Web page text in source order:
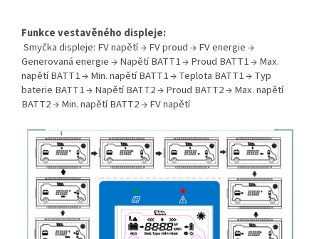
Funkce vestavěného displeje:
Smyčka displeje: FV napětí → FV proud → FV energie →
Generovaná energie → Napětí BATT1 → Proud BATT1 → Max.
napětí BATT1 → Min. napětí BATT1 → Teplota BATT1 → Typ
baterie BATT1 → Napětí BATT2 → Proud BATT2 → Max. napětí
BATT2 → Min. napětí BATT2 → FV napětí